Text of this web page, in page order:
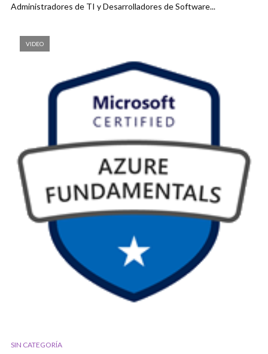
Administradores de TI y Desarrolladores de Software...
VIDEO
SIN CATEGORÍA